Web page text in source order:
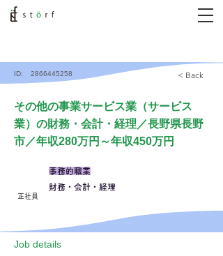
ID: 2866445258 < Back
その他の事業サービス業（サービス
業）の財務・会計・経理／長野県長野
市／年収280万円～年収450万円
正社員
事務的職業
財務・会計・経理
​Job details